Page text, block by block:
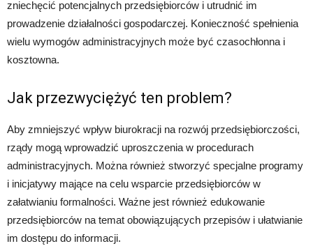
zniechęcić potencjalnych przedsiębiorców i utrudnić im
prowadzenie działalności gospodarczej. Konieczność spełnienia
wielu wymogów administracyjnych może być czasochłonna i
kosztowna.
Jak przezwyciężyć ten problem?
Aby zmniejszyć wpływ biurokracji na rozwój przedsiębiorczości,
rządy mogą wprowadzić uproszczenia w procedurach
administracyjnych. Można również stworzyć specjalne programy
i inicjatywy mające na celu wsparcie przedsiębiorców w
załatwianiu formalności. Ważne jest również edukowanie
przedsiębiorców na temat obowiązujących przepisów i ułatwianie
im dostępu do informacji.